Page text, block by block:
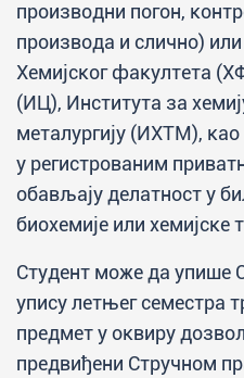
производни погон,
производа и слично)
Хемијског факултета
(ИЦ), Института за
металургију (ИХТМ),
у регистрованим
обављају делатност у
биохемије или хемијске
Студент може да упише
упису летњег семестра
предмет у оквиру
предвиђени Стручном